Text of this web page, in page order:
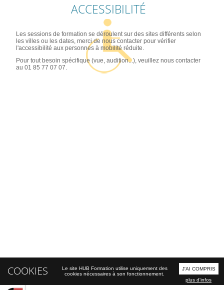
ACCESSIBILITÉ
Les sessions de formation se déroulent sur des sites différents selon
les villes ou les dates, merci de nous contacter pour vérifier
l'accessibilité aux personnes à mobilité réduite.
Pour tout besoin spécifique (vue, audition...), veuillez nous contacter
au 01 85 77 07 07.
COOKIES
Le site HUB Formation utilise uniquement des
cookies nécessaires à son fonctionnement.
J'AI COMPRIS
plus d'infos